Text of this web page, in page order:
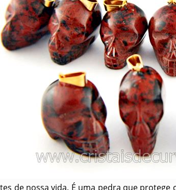
de nossa vida. É uma pedra que